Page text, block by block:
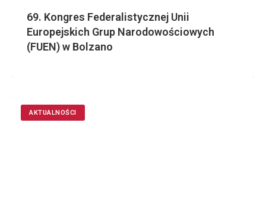
69. Kongres Federalistycznej Unii
Europejskich Grup Narodowościowych
(FUEN) w Bolzano
AKTUALNOŚCI